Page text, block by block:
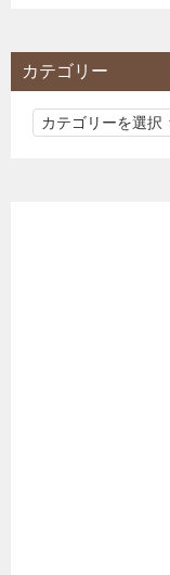
カテゴリー
カ